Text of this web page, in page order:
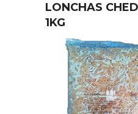
LONCHAS
1KG